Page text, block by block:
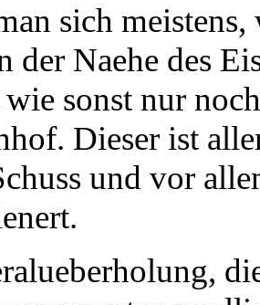
sich
der Naehe des
wie sonst nur
Dieser ist
und vor